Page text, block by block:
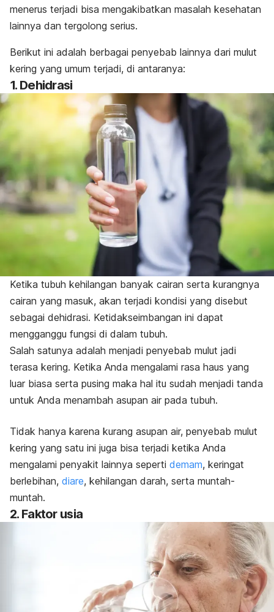
menerus terjadi bisa mengakibatkan masalah kesehatan
lainnya dan tergolong serius.
Berikut ini adalah berbagai penyebab lainnya dari mulut
kering yang umum terjadi, di antaranya:
1. Dehidrasi
Ketika tubuh kehilangan banyak cairan serta kurangnya
cairan yang masuk, akan terjadi kondisi yang disebut
sebagai dehidrasi. Ketidakseimbangan ini dapat
mengganggu fungsi di dalam tubuh.
Salah satunya adalah menjadi penyebab mulut jadi
terasa kering. Ketika Anda mengalami rasa haus yang
luar biasa serta pusing maka hal itu sudah menjadi tanda
untuk Anda menambah asupan air pada tubuh.
Tidak hanya karena kurang asupan air, penyebab mulut
kering yang satu ini juga bisa terjadi ketika Anda
mengalami penyakit lainnya seperti demam, keringat
berlebihan, diare, kehilangan darah, serta muntah-
muntah.
2. Faktor usia